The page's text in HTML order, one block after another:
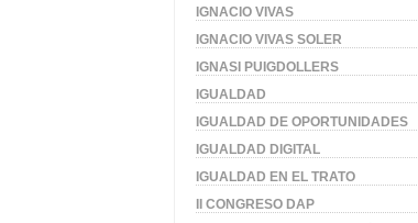
IGNACIO VIVAS
IGNACIO VIVAS SOLER
IGNASI PUIGDOLLERS
IGUALDAD
IGUALDAD DE OPORTUNIDADES
IGUALDAD DIGITAL
IGUALDAD EN EL TRATO
II CONGRESO DAP